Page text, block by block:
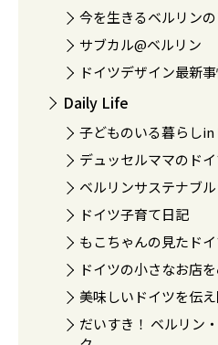
今を生きるベルリンの
サブカル@ベルリン
ドイツデザイン最新
Daily Life
子どものいる暮らしin
デュッセルママのド
ベルリンサステナブ
ドイツ子育て日記
もこちゃんの見たド
ドイツの小さなお店
美味しいドイツを伝
だいすき！ ベルリン